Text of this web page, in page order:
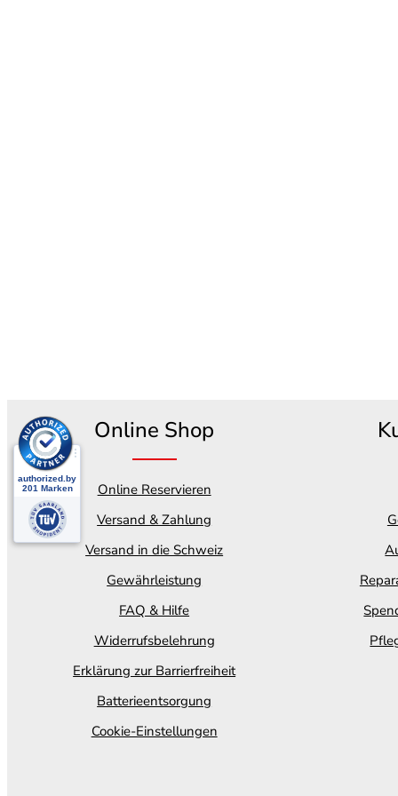
Online Shop
Online Reservieren
Versand & Zahlung
Versand in die Schweiz
Gewährleistung
FAQ & Hilfe
Widerrufsbelehrung
Erklärung zur Barrierfreiheit
Batterieentsorgung
Cookie-Einstellungen